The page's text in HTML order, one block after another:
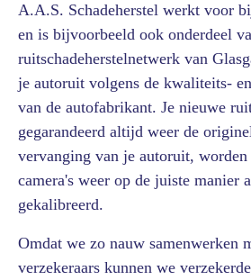
A.A.S. Schadeherstel werkt voor
en is bijvoorbeeld ook onderdeel
ruitschadeherstelnetwerk van
je autoruit volgens de kwaliteits-
van de autofabrikant. Je nieuwe
gegarandeerd altijd weer de
vervanging van je autoruit, worden
camera's weer op de juiste manier
gekalibreerd.
Omdat we zo nauw samenwerken
verzekeraars kunnen we